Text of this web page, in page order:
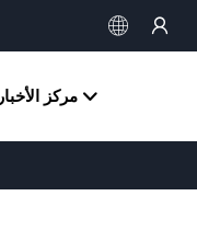
مركز الأخبار